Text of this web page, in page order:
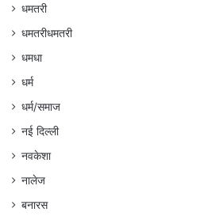
धमतरी
धमतरीधमतरी
धमधा
धर्म
धर्म/समाज
नई दिल्ली
नवकेशा
नालेज
बनारस